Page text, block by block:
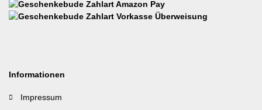
Informationen
Impressum